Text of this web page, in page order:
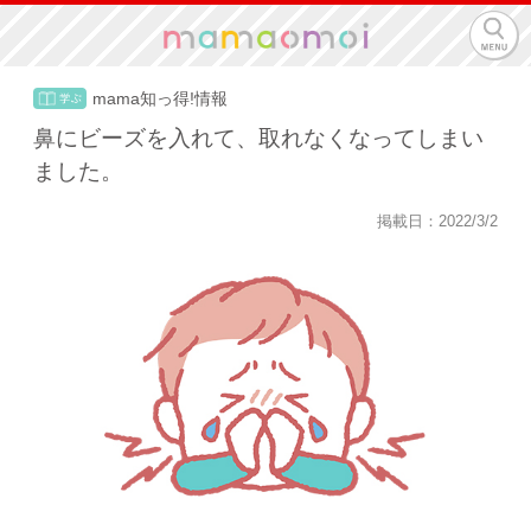
mama知っ得!情報
鼻にビーズを入れて、取れなくなってしまい
ました。
掲載日：2022/3/2